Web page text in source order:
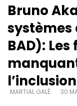
Bruno
systèmes
BAD):
MARTIAL GALÉ 30